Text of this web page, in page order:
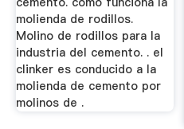
molienda de rodillos.
Molino de rodillos para la
industria del cemento. . el
clinker es conducido a la
molienda de cemento por
molinos de .